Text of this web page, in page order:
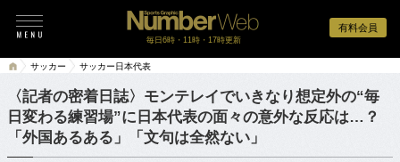
有料会員
毎日6時・11時・17時更新
サッカー サッカー日本代表
〈記者の密着日誌〉モンテレイでいきなり想定外の“毎
日変わる練習場”に日本代表の面々の意外な反応は…？
「外国あるある」「文句は全然ない」